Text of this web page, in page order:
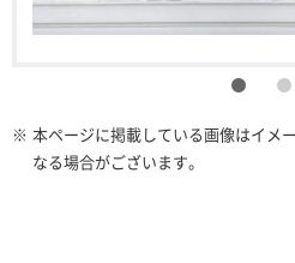
※ 本ページに掲載している画像はイメ
なる場合がございます。